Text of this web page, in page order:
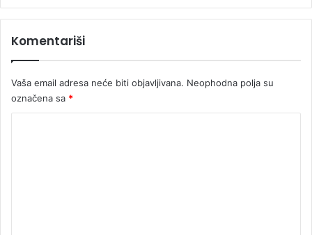
e
Komentariši
Vaša email adresa neće biti objavljivana. Neophodna polja su
označena sa *